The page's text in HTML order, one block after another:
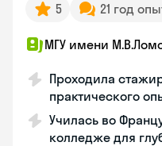
5 21 год
МГУ имени
Проходила
практического
Училась во
колледже для